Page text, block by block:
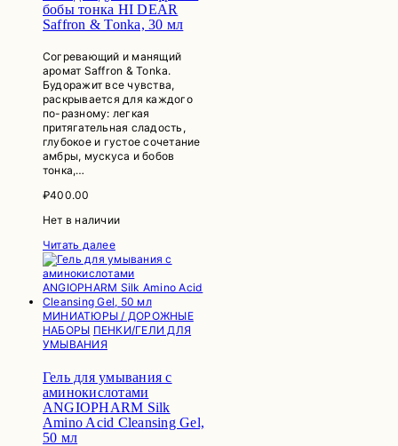
бобы тонка HI DEAR
Saffron & Tonka, 30 мл
Согревающий и манящий
аромат Saffron & Tonka.
Будоражит все чувства,
раскрывается для каждого
по-разному: легкая
притягательная сладость,
глубокое и густое сочетание
амбры, мускуса и бобов
тонка,…
₽400.00
Нет в наличии
Читать далее
МИНИАТЮРЫ / ДОРОЖНЫЕ
НАБОРЫ ПЕНКИ/ГЕЛИ ДЛЯ
УМЫВАНИЯ
Гель для умывания с
аминокислотами
ANGIOPHARM Silk
Amino Acid Cleansing Gel,
50 мл